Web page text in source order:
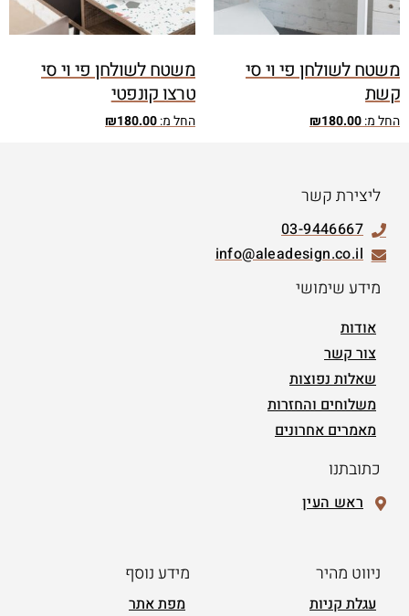
משטח לשולחן פי וי סי
קשת
החל מ: ₪180.00
משטח לשולחן פי וי סי
טרצו קונפטי
החל מ: ₪180.00
ליצירת קשר
03-9446667
info@aleadesign.co.il
מידע שימושי
אודות
צור קשר
שאלות נפוצות
משלוחים והחזרות
מאמרים אחרונים
כתובתנו
ראש העין
ניווט מהיר
עגלת קניות
מידע נוסף
מפת אתר